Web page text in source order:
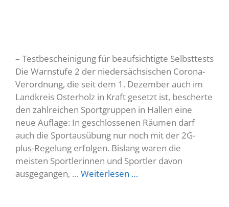
– Testbescheinigung für beaufsichtigte Selbsttests
Die Warnstufe 2 der niedersächsischen Corona-
Verordnung, die seit dem 1. Dezember auch im
Landkreis Osterholz in Kraft gesetzt ist, bescherte
den zahlreichen Sportgruppen in Hallen eine
neue Auflage: In geschlossenen Räumen darf
auch die Sportausübung nur noch mit der 2G-
plus-Regelung erfolgen. Bislang waren die
meisten Sportlerinnen und Sportler davon
ausgegangen, … Weiterlesen …